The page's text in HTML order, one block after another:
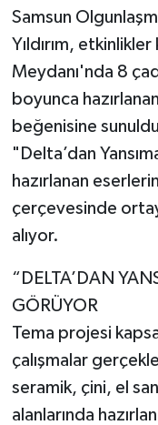
Samsun
Yıldırım,
Meydanı'nda 8
boyunca
beğenisine
"Delta’dan
hazırlanan
çerçevesinde
alıyor.
“DELTA’DAN
GÖRÜYOR
Tema projesi
çalışmalar
seramik, çini, el
alanlarında